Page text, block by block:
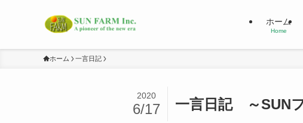
ホーム
Home
ホーム 一言日記
一言日記 ～SUN
2020
6/17